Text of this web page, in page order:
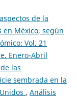
de la
en México, según
Vol. 21
Enero-Abril
las
sembrada en la
, Análisis